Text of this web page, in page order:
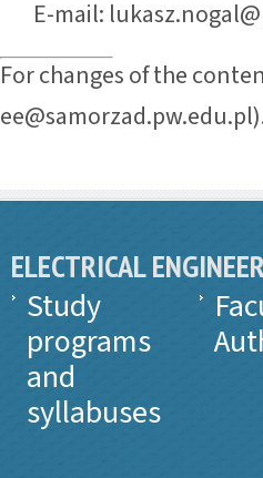
E-mail:
For changes of the
ELECTRICAL
Study
programs
and
syllabuses